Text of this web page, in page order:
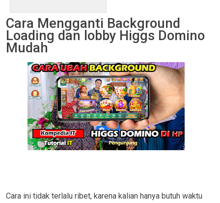
Cara Mengganti Background
Loading dan lobby Higgs Domino
Mudah
Cara ini tidak terlalu ribet, karena kalian hanya butuh waktu